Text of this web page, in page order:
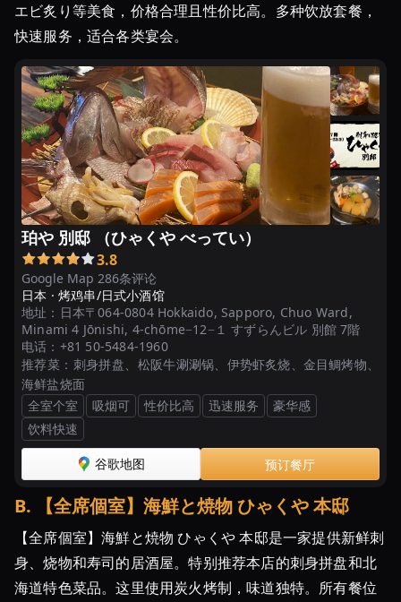
エビ炙り等美食，价格合理且性价比高。多种饮放套餐，
快速服务，适合各类宴会。
珀や 別邸 （ひゃくや べってい）
Google Map 286条评论
3.8
日本 · 烤鸡串/日式小酒馆
地址： 日本〒064-0804 Hokkaido, Sapporo, Chuo Ward,
Minami 4 Jōnishi, 4-chōme−12−１ すずらんビル 別館 7階
电话： +81 50-5484-1960
推荐菜： 刺身拼盘、松阪牛涮涮锅、伊势虾炙烧、金目鲷烤物、
海鲜盐烧面
全室个室
吸烟可 性价比高 迅速服务
豪华感
饮料快速
谷歌地图 预订餐厅
B. 【全席個室】海鮮と焼物 ひゃくや 本邸
【全席個室】海鮮と焼物 ひゃくや 本邸是一家提供新鲜刺
身、烧物和寿司的居酒屋。特别推荐本店的刺身拼盘和北
海道特色菜品。这里使用炭火烤制，味道独特。所有餐位